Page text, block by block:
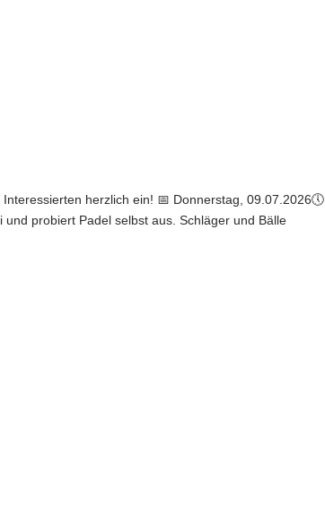
herzlich ein! 📅 Donnerstag, 09.07.2026🕔
probiert Padel selbst aus. Schläger und Bälle